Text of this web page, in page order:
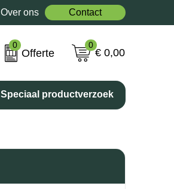
Over ons Contact
0
Offerte
0
€ 0,00
Speciaal productverzoek